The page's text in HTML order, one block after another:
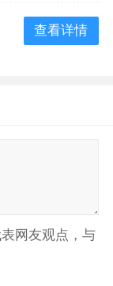
查看详情
网友观点，与